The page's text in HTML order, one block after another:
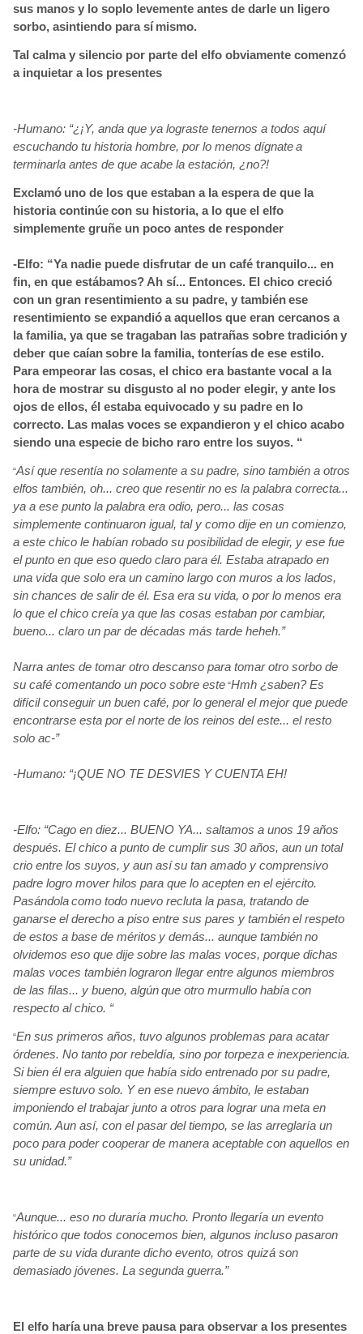
sus manos y lo soplo levemente antes de darle un ligero
sorbo, asintiendo para sí mismo.
Tal calma y silencio por parte del elfo obviamente comenzó
a inquietar a los presentes
-Humano: “¿¡Y, anda que ya lograste tenernos a todos aquí
escuchando tu historia hombre, por lo menos dígnatea
terminarla antes de que acabe la estación, ¿no?!
Exclamó uno de los que estaban a la espera de que la
historia continúecon su historia, a lo que el elfo
simplemente gruñe un poco antes de responder
-Elfo: “Ya nadie puede disfrutar de un café tranquilo... en
fin, en que estábamos? Ah sí... Entonces. El chico creció
con un gran resentimiento a su padre, y tambiénese
resentimiento se expandióa aquellos que eran cercanos a
la familia, ya que se tragaban las patrañas sobre tradicióny
deber que caíansobre la familia, tonteríasde ese estilo.
Para empeorar las cosas, el chico era bastante vocal a la
hora de mostrar su disgusto al no poder elegir, y ante los
ojos de ellos, él estaba equivocado y su padre en lo
correcto. Las malas voces se expandieron y el chico acabo
siendo una especie de bicho raro entre los suyos. “
“Así que resentía no solamente a su padre, sino también a otros
elfos también, oh... creo que resentir no es la palabra correcta...
ya a ese punto la palabra era odio, pero... las cosas
simplemente continuaron igual, tal y como dije en un comienzo,
a este chico le habían robado su posibilidad de elegir, y ese fue
el punto en que eso quedo claro para él. Estaba atrapado en
una vida que solo era un camino largo con muros a los lados,
sin chances de salir de él. Esa era su vida, o por lo menos era
lo que el chico creía ya que las cosas estaban por cambiar,
bueno... claro un par de décadas más tarde heheh.”
Narra antes de tomar otro descanso para tomar otro sorbo de
su café comentando un poco sobre este “Hmh ¿saben? Es
difícil conseguir un buen café, por lo general el mejor que puede
encontrarse esta por el norte de los reinos del este... el resto
solo ac-”
-Humano: “¡QUE NO TE DESVIES Y CUENTA EH!
-Elfo: “Cago en diez... BUENO YA... saltamos a unos 19 años
después. El chico a punto de cumplir sus 30 años, aun un total
crio entre los suyos, y aun asísu tan amado y comprensivo
padre logro mover hilos para que lo acepten en el ejército.
Pasándolacomo todo nuevo recluta la pasa, tratando de
ganarse el derecho a piso entre sus pares y tambiénel respeto
de estos a base de méritos y demás... aunque tambiénno
olvidemos eso que dije sobre las malas voces, porque dichas
malas voces tambiénlograron llegar entre algunos miembros
de las filas... y bueno, algúnque otro murmullo habíacon
respecto al chico. “
“En sus primeros años, tuvo algunos problemas para acatar
órdenes. No tanto por rebeldía, sino por torpeza e inexperiencia.
Si bien él era alguien que había sido entrenado por su padre,
siempre estuvo solo. Y en ese nuevo ámbito, le estaban
imponiendo el trabajar junto a otros para lograr una meta en
común. Aun así, con el pasar del tiempo, se las arreglaría un
poco para poder cooperar de manera aceptable con aquellos en
su unidad.”
“Aunque... eso no duraría mucho. Pronto llegaría un evento
histórico que todos conocemos bien, algunos incluso pasaron
parte de su vida durante dicho evento, otros quizá son
demasiado jóvenes. La segunda guerra.”
El elfo haría una breve pausa para observar a los presentes